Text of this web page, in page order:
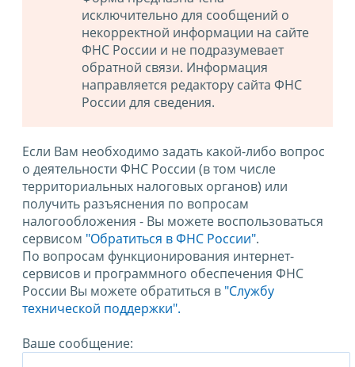
исключительно для сообщений о
некорректной информации на сайте
ФНС России и не подразумевает
обратной связи. Информация
направляется редактору сайта ФНС
России для сведения.
Если Вам необходимо задать какой-либо вопрос
о деятельности ФНС России (в том числе
территориальных налоговых органов) или
получить разъяснения по вопросам
налогообложения - Вы можете воспользоваться
сервисом "Обратиться в ФНС России".
По вопросам функционирования интернет-
сервисов и программного обеспечения ФНС
России Вы можете обратиться в "Службу
технической поддержки".
Ваше сообщение: